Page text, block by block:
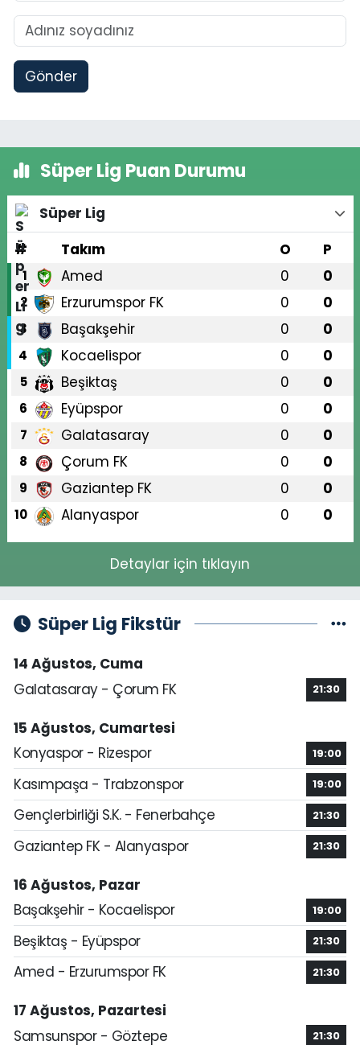
Gönder
Süper Lig Puan Durumu
Süper Lig
#
Takım O P
1 Amed 0 0
2 Erzurumspor FK 0 0
3 Başakşehir 0 0
4 Kocaelispor 0 0
5 Beşiktaş 0 0
6 Eyüpspor 0 0
7 Galatasaray 0 0
8 Çorum FK 0 0
9 Gaziantep FK 0 0
10 Alanyaspor 0 0
Detaylar için tıklayın
Süper Lig Fikstür
14 Ağustos, Cuma
Galatasaray - Çorum FK
21:30
15 Ağustos, Cumartesi
Konyaspor - Rizespor
19:00
Kasımpaşa - Trabzonspor 19:00
Gençlerbirliği S.K. - Fenerbahçe 21:30
Gaziantep FK - Alanyaspor 21:30
16 Ağustos, Pazar
Başakşehir - Kocaelispor
19:00
Beşiktaş - Eyüpspor 21:30
Amed - Erzurumspor FK 21:30
17 Ağustos, Pazartesi
Samsunspor - Göztepe
21:30